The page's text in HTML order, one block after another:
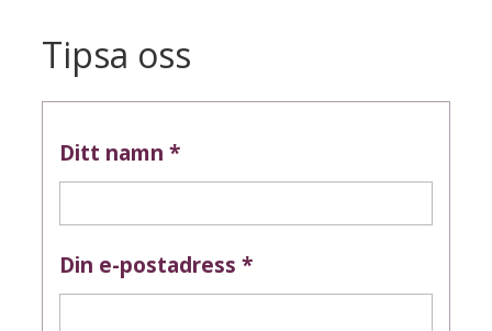
Tipsa oss
Ditt namn *
Din e-postadress *